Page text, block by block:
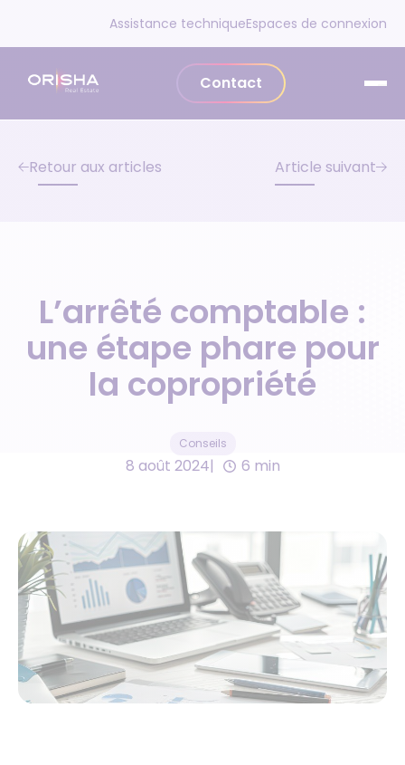
Assistance techniqueEspaces de connexion
Contact
Retour aux articles Article suivant
L’arrêté comptable :
une étape phare pour
la copropriété
Conseils
8 août 2024 6 min